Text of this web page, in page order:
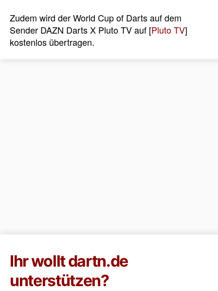
Zudem wird der World Cup of Darts auf dem
Sender DAZN Darts X Pluto TV auf [Pluto TV]
kostenlos übertragen.
Ihr wollt dartn.de
unterstützen?